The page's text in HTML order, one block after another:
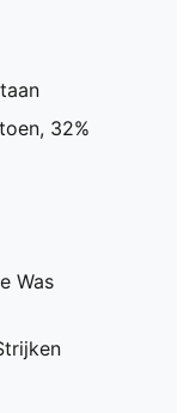
32%
Was